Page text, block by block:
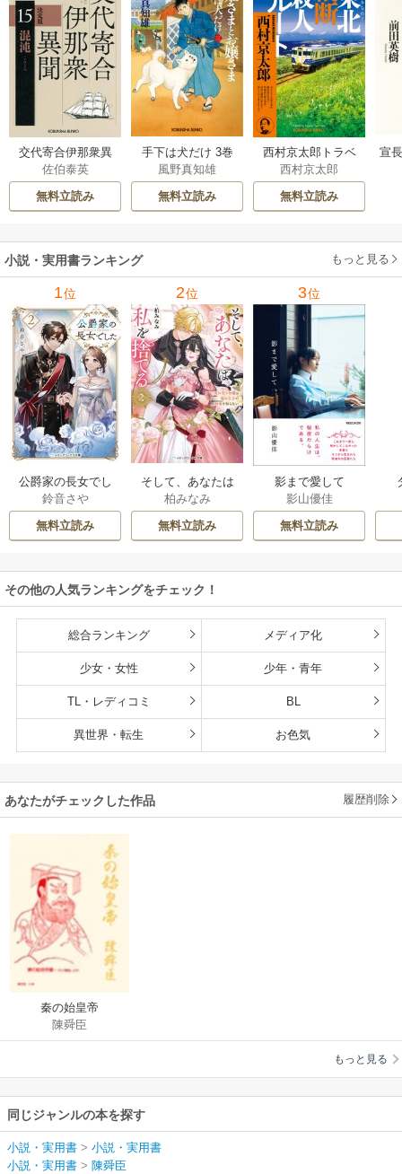
交代寄合伊那衆異
聞 15巻
佐伯泰英
無料立読み
手下は犬だけ 3巻
風野真知雄
無料立読み
西村京太郎トラベ
ルミステリー・セ
レクション 2巻
西村京太郎
無料立読み
宣
小説・実用書ランキング もっと見る
1位
公爵家の長女でし
た
鈴音さや
無料立読み
2位
そして、あなたは
私を捨てる
柏みなみ
無料立読み
3位
影まで愛して
影山優佳
無料立読み
その他の人気ランキングをチェック！
総合ランキング メディア化
少女・女性 少年・青年
TL・レディコミ BL
異世界・転生 お色気
あなたがチェックした作品 履歴削除
秦の始皇帝
陳舜臣
もっと見る
同じジャンルの本を探す
小説・実用書 > 小説・実用書
小説・実用書 > 陳舜臣